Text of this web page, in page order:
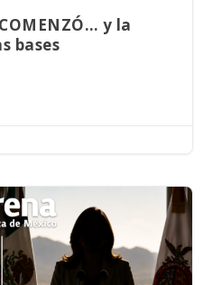
y la
bases